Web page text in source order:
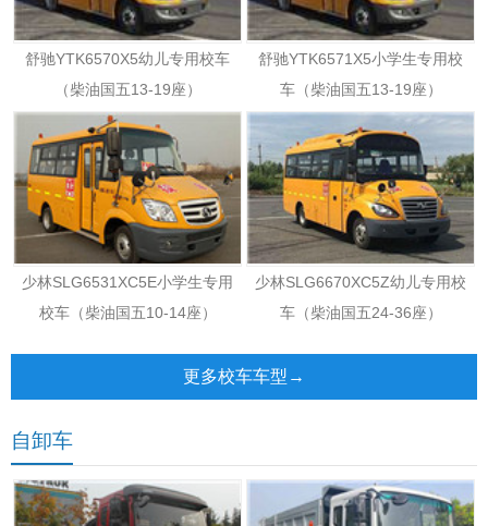
舒驰YTK6570X5幼儿专用校车
（柴油国五13-19座）
舒驰YTK6571X5小学生专用校
车（柴油国五13-19座）
少林SLG6531XC5E小学生专用
校车（柴油国五10-14座）
少林SLG6670XC5Z幼儿专用校
车（柴油国五24-36座）
更多校车车型→
自卸车